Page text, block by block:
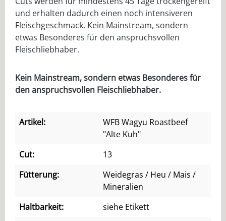
und erhalten dadurch einen noch intensiveren
Fleischgeschmack. Kein Mainstream, sondern
etwas Besonderes für den anspruchsvollen
Fleischliebhaber.
Kein Mainstream, sondern etwas Besonderes für
den anspruchsvollen Fleischliebhaber.
Artikel:
WFB Wagyu Roastbeef
"Alte Kuh"
Cut:
13
Fütterung:
Weidegras / Heu / Mais /
Mineralien
Haltbarkeit:
siehe Etikett